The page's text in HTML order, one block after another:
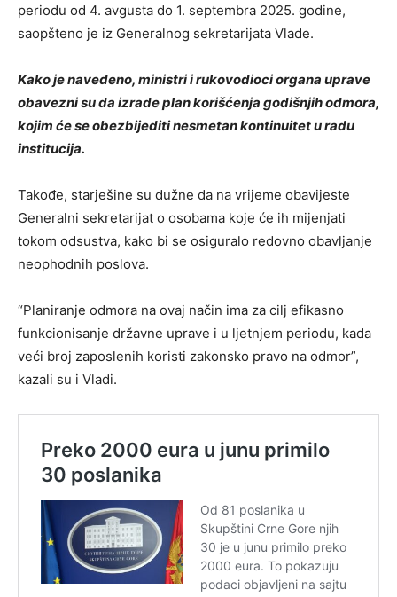
periodu od 4. avgusta do 1. septembra 2025. godine,
saopšteno je iz Generalnog sekretarijata Vlade.
Kako je navedeno, ministri i rukovodioci organa uprave
obavezni su da izrade plan korišćenja godišnjih odmora,
kojim će se obezbijediti nesmetan kontinuitet u radu
institucija.
Takođe, starješine su dužne da na vrijeme obavijeste
Generalni sekretarijat o osobama koje će ih mijenjati
tokom odsustva, kako bi se osiguralo redovno obavljanje
neophodnih poslova.
“Planiranje odmora na ovaj način ima za cilj efikasno
funkcionisanje državne uprave i u ljetnjem periodu, kada
veći broj zaposlenih koristi zakonsko pravo na odmor”,
kazali su i Vladi.